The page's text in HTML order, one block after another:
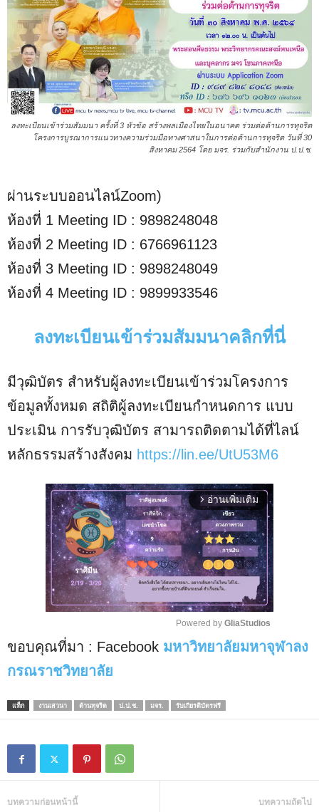
ลงทะเบียนเข้าร่วมสัมมนา ครั้งที่ 3 หัวข้อ สร้างพลเมืองไทยในอนาคต ร่วมต่อต้านการทุจริต
โครงการบูรณาการแนวทางความร่วมมือทางศาสนาในการต่อต้านการทุจริต วันที่ 30
สิงหาคม 2564 โดย มจร. ร่วมกับสำนักงาน ป.ป.ช.
ผ่านระบบออนไลน์Zoom)
ห้องที่ 1 Meeting ID : 9898248048
ห้องที่ 2 Meeting ID : 6766961123
ห้องที่ 3 Meeting ID : 9898248049
ห้องที่ 4 Meeting ID : 9899933546
ลงทะเบียนเข้าร่วมสัมมนาคลิกที่นี่
มีวุฒิบัตร สำหรับผู้ลงทะเบียนเข้าร่วมโครงการ
ข้อมูลทั้งหมด สถิติผู้ลงทะเบียนกำหนดการ แบบ
ประเมิน การรับวุฒิบัตร สามารถติดตามได้ที่ไลน์
หลักธรรมสร้างสังคม https://lin.ee/UtU53M6
arrow_forward_ios อ่านเพิ่มเติม
M
Powered by GliaStudios
ขอบคุณที่มา : Facebook มหาวิทยาลัยมหาจุฬาลง
กรณราชวิทยาลัย
แท็ก งานเสวนา ต้านทุจริต ป.ป.ช. มจร. รับเกียรติบัตรฟรี
บทความก่อนหน้านี้ บทความถัดไป